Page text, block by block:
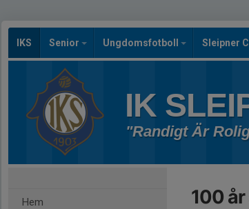
IKS Senior Ungdomsfotboll Sleipner
IK
"Randigt Är
Hem 100